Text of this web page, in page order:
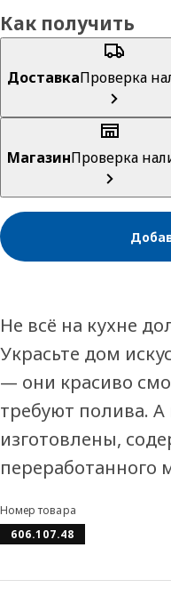
Как получить
ДоставкаПроверка
МагазинПроверка
Не всё на кухне
Украсьте дом
— они красиво
требуют полива. А
изготовлены,
переработанного
Номер товара
606.107.48